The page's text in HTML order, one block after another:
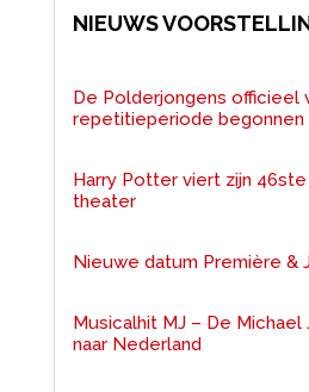
NIEUWS
De Polderjongens officieel
repetitieperiode begonnen
Harry Potter viert zijn
theater
Nieuwe datum Première &
Musicalhit MJ – De Michael
naar Nederland